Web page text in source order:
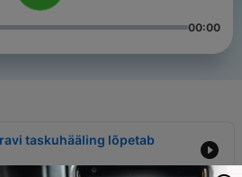
00:00
taskuhääling lõpetab